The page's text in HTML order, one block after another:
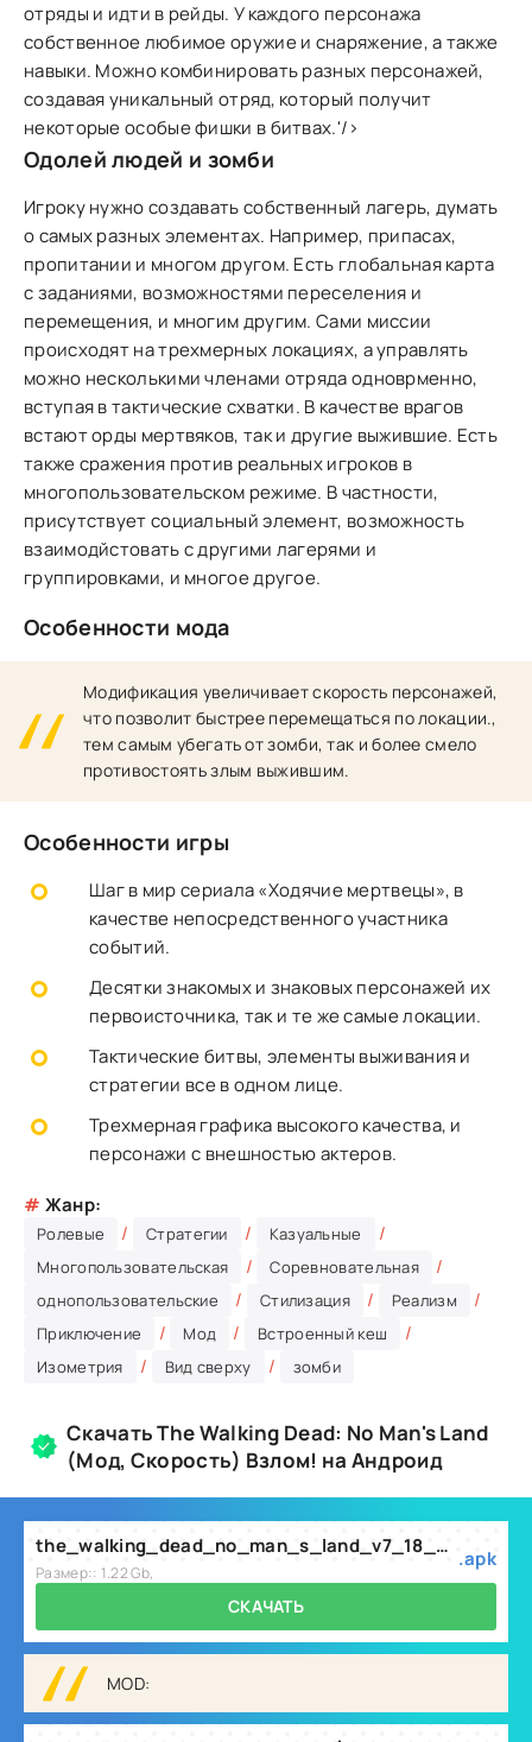
отряды и идти в рейды. У каждого персонажа
собственное любимое оружие и снаряжение, а также
навыки. Можно комбинировать разных персонажей,
создавая уникальный отряд, который получит
некоторые особые фишки в битвах.'/>
Одолей людей и зомби
Игроку нужно создавать собственный лагерь, думать
о самых разных элементах. Например, припасах,
пропитании и многом другом. Есть глобальная карта
с заданиями, возможностями переселения и
перемещения, и многим другим. Сами миссии
происходят на трехмерных локациях, а управлять
можно несколькими членами отряда одноврменно,
вступая в тактические схватки. В качестве врагов
встают орды мертвяков, так и другие выжившие. Есть
также сражения против реальных игроков в
многопользовательском режиме. В частности,
присутствует социальный элемент, возможность
взаимодйстовать с другими лагерями и
группировками, и многое другое.
Особенности мода
Модификация увеличивает скорость персонажей,
что позволит быстрее перемещаться по локации.,
тем самым убегать от зомби, так и более смело
противостоять злым выжившим.
Особенности игры
Шаг в мир сериала «Ходячие мертвецы», в
качестве непосредственного участника
событий.
Десятки знакомых и знаковых персонажей их
первоисточника, так и те же самые локации.
Тактические битвы, элементы выживания и
стратегии все в одном лице.
Трехмерная графика высокого качества, и
персонажи с внешностью актеров.
# Жанр:
Ролевые / Стратегии / Казуальные /
Многопользовательская / Соревновательная /
однопользовательские / Стилизация / Реализм /
Приключение / Мод / Встроенный кеш /
Изометрия / Вид сверху / зомби
Скачать The Walking Dead: No Man's Land
(Мод, Скорость) Взлом! на Андроид
the_walking_dead_no_man_s_land_v7_18_0_205_mod.apk
Размер:: 1.22 Gb,
.apk
СКАЧАТЬ
MOD: